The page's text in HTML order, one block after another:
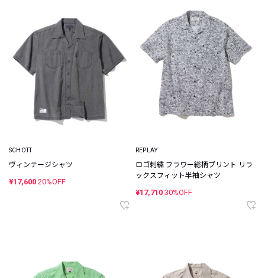
SCHOTT
ヴィンテージシャツ
¥17,600 20%OFF
REPLAY
ロゴ刺繍 フラワー総柄プリント リラ
ックスフィット半袖シャツ
¥17,710 30%OFF